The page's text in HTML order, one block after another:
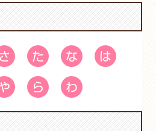
た な は
ら わ